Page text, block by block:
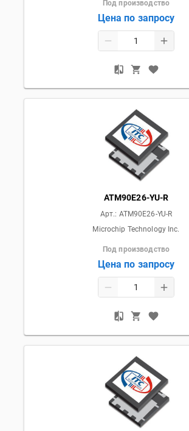
Под производство
Цена по запросу
ATM90E26-YU-R
Арт.: ATM90E26-YU-R
Microchip Technology Inc.
Под производство
Цена по запросу